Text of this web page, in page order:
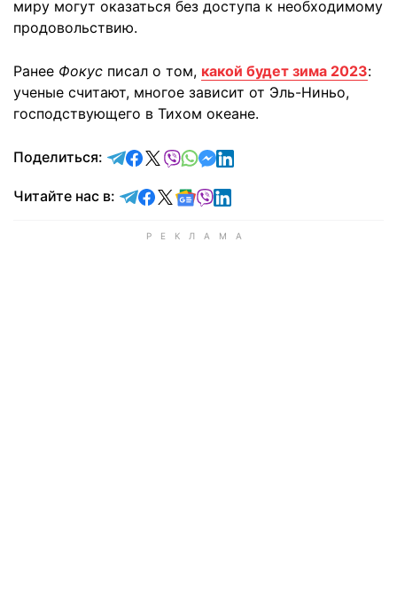
миру могут оказаться без доступа к необходимому
продовольствию.
Ранее Фокус писал о том, какой будет зима 2023:
ученые считают, многое зависит от Эль-Ниньо,
господствующего в Тихом океане.
Поделиться: отправить в Telegram
поделиться в Facebook
поделиться в X
отправить в Viber
отправить в Whatsapp
отправить в Messenger
отправить в LinkedIn
Читайте нас в: Читайте в Telegram
Читайте в Facebook
Читайте в X
Читайте в Google news
Читайте в Viber
Читайте в LinkedIn